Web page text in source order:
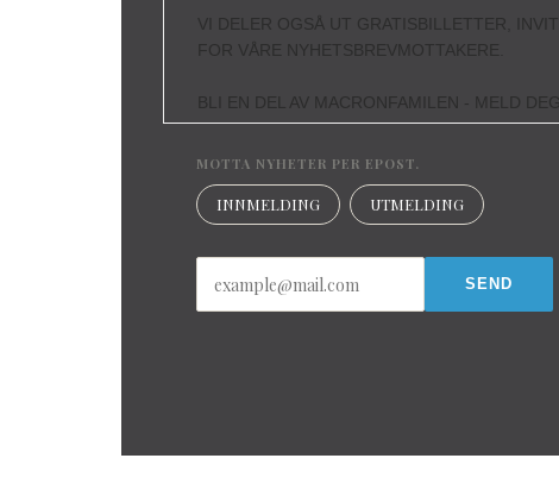
VI DELER OGSÅ UT GRATISBILLETTER,
FOR VÅRE NYHETSBREVMOTTAKERE.
BLI EN DEL AV MACRONFAMILEN - MELD
MOTTA NYHETER PER EPOST.
INNMELDING UTMELDING